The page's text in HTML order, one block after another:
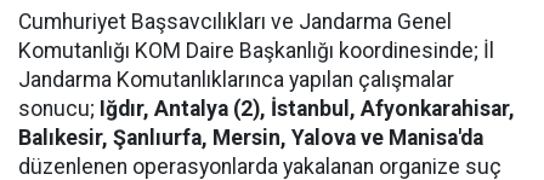
Cumhuriyet Başsavcılıkları ve Jandarma Genel
Komutanlığı KOM Daire Başkanlığı koordinesinde; İl
Jandarma Komutanlıklarınca yapılan çalışmalar
sonucu; Iğdır, Antalya (2), İstanbul, Afyonkarahisar,
Balıkesir, Şanlıurfa, Mersin, Yalova ve Manisa'da
düzenlenen operasyonlarda yakalanan organize suç